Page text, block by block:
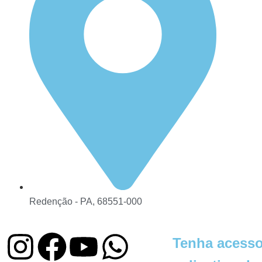
Redenção - PA, 68551-000
Tenha